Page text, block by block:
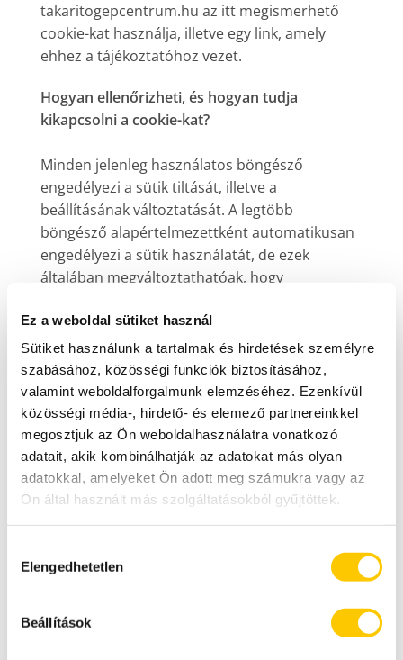
Ez a weboldal sütiket használ
Sütiket használunk a tartalmak és hirdetések személyre
szabásához, közösségi funkciók biztosításához,
valamint weboldalforgalmunk elemzéséhez. Ezenkívül
közösségi média-, hirdető- és elemező partnereinkkel
megosztjuk az Ön weboldalhasználatra vonatkozó
adatait, akik kombinálhatják az adatokat más olyan
adatokkal, amelyeket Ön adott meg számukra vagy az
Ön által használt más szolgáltatásokból gyűjtöttek.
tájékoztatóban
kiválasztása
Elengedhetetlen
Beállítások
takaritogepcentrum.hu az itt megismerhető
cookie-kat használja, illetve egy link, amely
ehhez a tájékoztatóhoz vezet.
Hogyan ellenőrizheti, és hogyan tudja
kikapcsolni a cookie-kat?
Minden jelenleg használatos böngésző
engedélyezi a sütik tiltását, illetve a
beállításának változtatását. A legtöbb
böngésző alapértelmezettként automatikusan
engedélyezi a sütik használatát, de ezek
általában megváltoztathatóak, hogy
minden alkalommal felajánlja a választás
lehetőségét, hogy szeretne vagy nem sütiket
engedélyezni.
Felhívjuk figyelmét, hogy mivel a sütik célja
oldalaink használhatóságának megkönnyítése
vagy lehetővé tétele, a cookie-k alkalmazásának
tiltása esetén előfordulhat, hogy felhasználóink
nem lesznek képesek weboldalunk funkcióinak
teljes körű használatára, illetve hogy a
weboldal a tervezettől eltérően fog működni
kapcsolatos beállításairól az alábbi linkeken
olvashat, ezek segítségével letilthatja